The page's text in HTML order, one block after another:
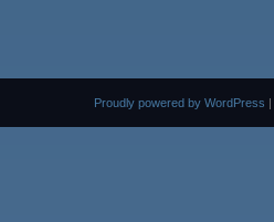
Proudly powered by WordPress |